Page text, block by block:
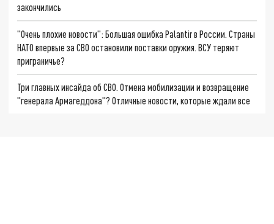
закончились
"Очень плохие новости": Большая ошибка Palantir в России. Страны
НАТО впервые за СВО остановили поставки оружия. ВСУ теряют
приграничье?
Три главных инсайда об СВО. Отмена мобилизации и возвращение
"генерала Армагеддона"? Отличные новости, которые ждали все